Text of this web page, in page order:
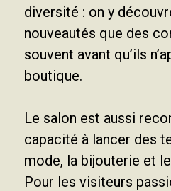
diversité : on y
nouveautés que des
souvent avant qu’ils
boutique.
Le salon est aussi
capacité à lancer des
mode, la bijouterie et
Pour les visiteurs